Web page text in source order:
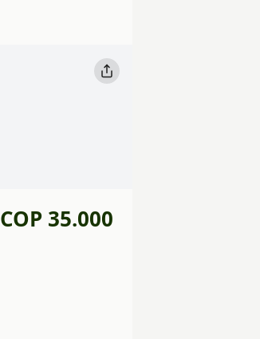
COP 35.000